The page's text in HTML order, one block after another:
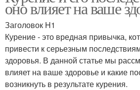
оно влияет на ваше
Заголовок H1
Курение - это вредная привычка,
привести к серьезным
здоровья. В данной статье мы
влияет на ваше здоровье и какие
возникнуть в результате курения.